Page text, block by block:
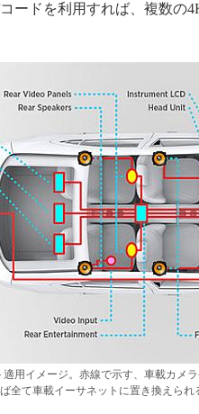
ードを利用すれば、複数の
用イメージ。赤線で示す、車載カメ
全て車載イーサネットに置き換えら